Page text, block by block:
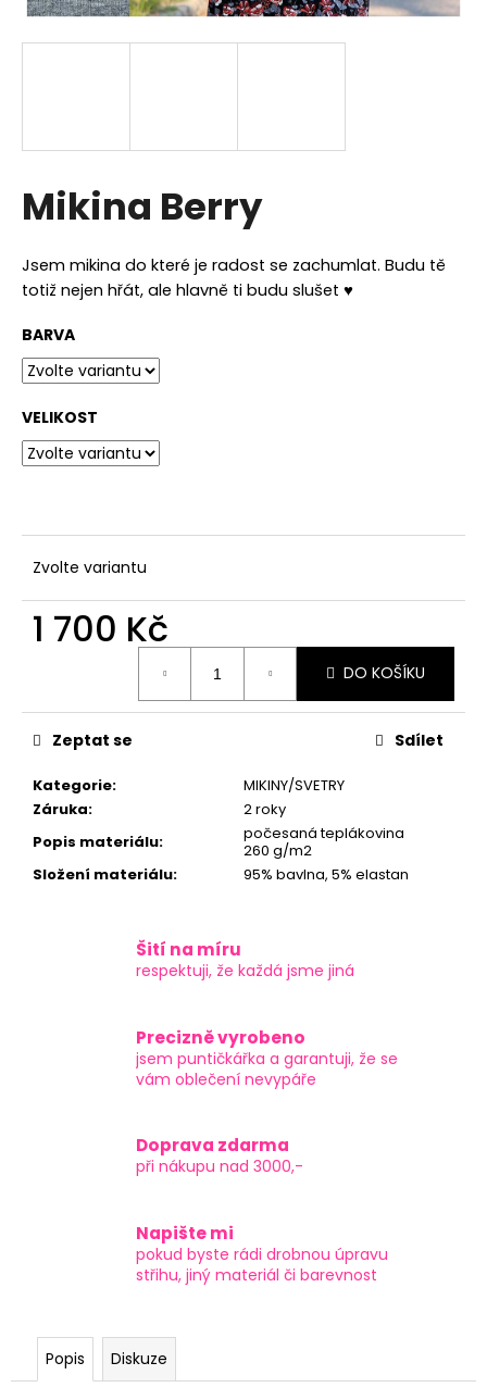
Mikina Berry
Jsem mikina do které je radost se zachumlat. Budu tě
totiž nejen hřát, ale hlavně ti budu slušet ♥
BARVA
VELIKOST
Zvolte variantu
1 700 Kč
DO KOŠÍKU
Kategorie:
MIKINY/SVETRY
Záruka:
2 roky
Popis materiálu:
počesaná teplákovina
260 g/m2
Složení materiálu: 95% bavlna, 5% elastan
Zeptat se Sdílet
Šití na míru
respektuji, že každá jsme jiná
Precizně vyrobeno
jsem puntičkářka a garantuji, že se
vám oblečení nevypáře
Doprava zdarma
při nákupu nad 3000,-
Napište mi
pokud byste rádi drobnou úpravu
střihu, jiný materiál či barevnost
Popis Diskuze
a
j
?
D
o
o
r
u
j
e
e